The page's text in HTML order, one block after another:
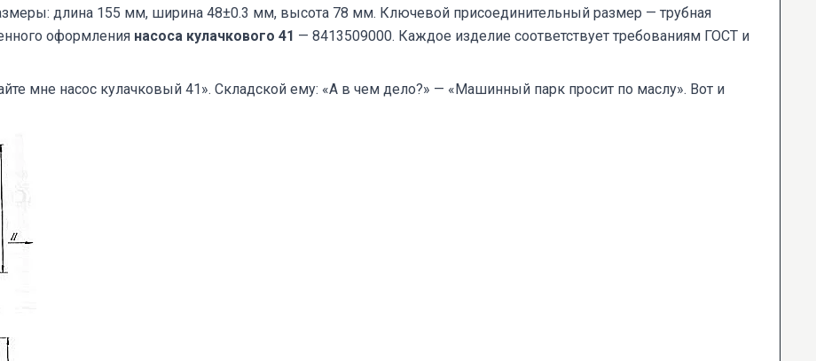
длина 155 мм, ширина 48±0.3 мм, высота 78 мм. Ключевой присоединительный размер — трубная
оформления насоса кулачкового 41 — 8413509000. Каждое изделие соответствует требованиям ГОСТ и
мне насос кулачковый 41». Складской ему: «А в чем дело?» — «Машинный парк просит по маслу». Вот и